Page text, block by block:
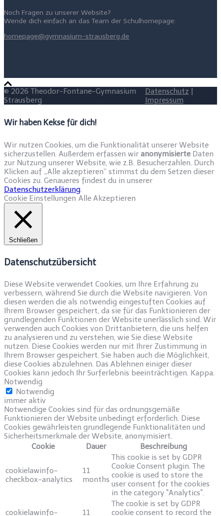
Noch Fragen zu unserer Website?
Wende dich einfach an das Team der Schulhomepage:
homepage@gymnasium-strausberg.de
© 2026 Theodor-Fontane-Gymnasium
Strausberg
Datenschutz
Impressum
Wir haben Kekse für dich!
Wir nutzen Cookies, um die Funktionalität unserer Website
sicherzustellen. Außerdem erfassen wir anonymisierteDaten
zur Nutzung unserer Website, wie z.B. Besucherzahlen. Durch
Klicken auf „Alle akzeptieren“ stimmst du dem Setzen dieser
Cookies zu. Genaueres findest du in unserer
Datenschutzerklärung.
Cookie Einstellungen Alle Akzeptieren
Schließen
Datenschutzübersicht
Diese Website verwendet Cookies, um Ihre Erfahrung zu
verbessern, während Sie durch die Website navigieren. Von
diesen werden die als notwendig eingestuften Cookies auf
Ihrem Browser gespeichert, da sie für das Funktionieren der
grundlegenden Funktionen der Website unerlässlich sind. Wir
verwenden auch Cookies von Drittanbietern, die uns helfen
zu analysieren und zu verstehen, wie Sie diese Website
nutzen. Diese Cookies werden nur mit Ihrer Zustimmung in
Ihrem Browser gespeichert. Sie haben auch die Möglichkeit,
diese Cookies abzulehnen. Das Ablehnen einiger dieser
Cookies kann jedoch Ihr Surferlebnis beeinträchtigen. Kappa.
Notwendig
Notwendig
immer aktiv
Notwendige Cookies sind für das ordnungsgemäße
Funktionieren der Website unbedingt erforderlich. Diese
Cookies gewährleisten grundlegende Funktionalitäten und
Sicherheitsmerkmale der Website, anonymisiert.
Cookie
Dauer Beschreibung
cookielawinfo-
checkbox-analytics
11
months
This cookie is set by GDPR
Cookie Consent plugin. The
cookie is used to store the
user consent for the cookies
in the category "Analytics".
cookielawinfo-
11
The cookie is set by GDPR
cookie consent to record the